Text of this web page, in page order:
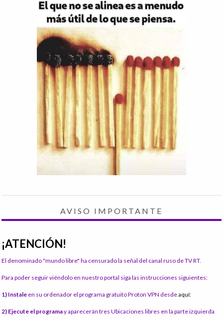
AVISO IMPORTANTE
¡ATENCIÓN!
El denominado "mundo libre" ha censurado la señal del canal ruso de TV RT.
Para poder seguir viéndolo en nuestro portal siga las instrucciones siguientes:
1) Instale en su ordenador el programa gratuito Proton VPN desdeaquí:
2) Ejecute el programay aparecerán tres Ubicaciones libres en la parte izquierda